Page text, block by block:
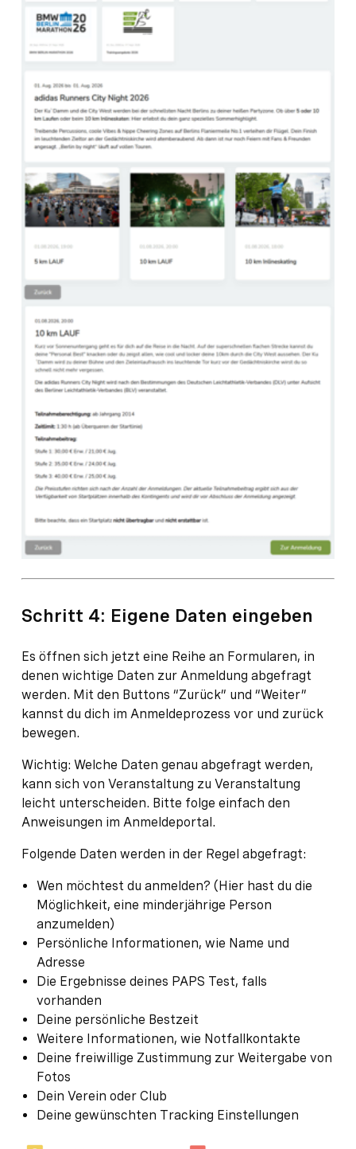
Schritt 4: Eigene Daten eingeben
Es öffnen sich jetzt eine Reihe an Formularen, in
denen wichtige Daten zur Anmeldung abgefragt
werden. Mit den Buttons “Zurück” und “Weiter”
kannst du dich im Anmeldeprozess vor und zurück
bewegen.
Wichtig: Welche Daten genau abgefragt werden,
kann sich von Veranstaltung zu Veranstaltung
leicht unterscheiden. Bitte folge einfach den
Anweisungen im Anmeldeportal.
Folgende Daten werden in der Regel abgefragt:
Wen möchtest du anmelden? (Hier hast du die
Möglichkeit, eine minderjährige Person
anzumelden)
Persönliche Informationen, wie Name und
Adresse
Die Ergebnisse deines PAPS Test, falls
vorhanden
Deine persönliche Bestzeit
Weitere Informationen, wie Notfallkontakte
Deine freiwillige Zustimmung zur Weitergabe von
Fotos
Dein Verein oder Club
Deine gewünschten Tracking Einstellungen